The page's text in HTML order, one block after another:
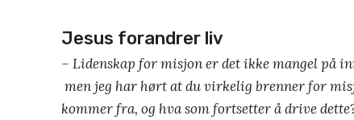
Jesus forandrer liv
– Lidenskap for misjon er det ikke mangel på
men jeg har hørt at du virkelig brenner for
kommer fra, og hva som fortsetter å drive